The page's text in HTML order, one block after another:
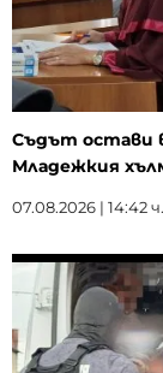
Съдът остави
Младежкия
07.08.2026 | 14:42 ч.